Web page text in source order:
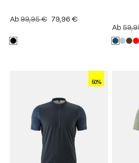
Ab 99,95 € 79,96 €
Ab
50%